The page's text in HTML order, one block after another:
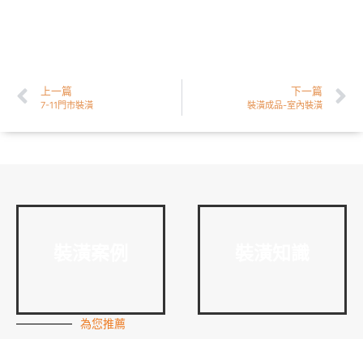
上一篇
7-11門市裝潢
下一篇
裝潢成品-室內裝潢
為您推薦